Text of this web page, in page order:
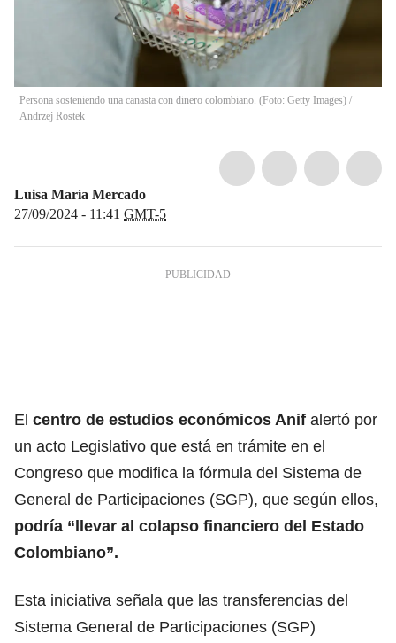
Persona sosteniendo una canasta con dinero colombiano. (Foto: Getty Images) /
Andrzej Rostek
Luisa María Mercado
27/09/2024 - 11:41 GMT-5
El centro de estudios económicos Anif alertó por
un acto Legislativo que está en trámite en el
Congreso que modifica la fórmula del Sistema de
General de Participaciones (SGP), que según ellos,
podría “llevar al colapso financiero del Estado
Colombiano”.
Esta iniciativa señala que las transferencias del
Sistema General de Participaciones (SGP)